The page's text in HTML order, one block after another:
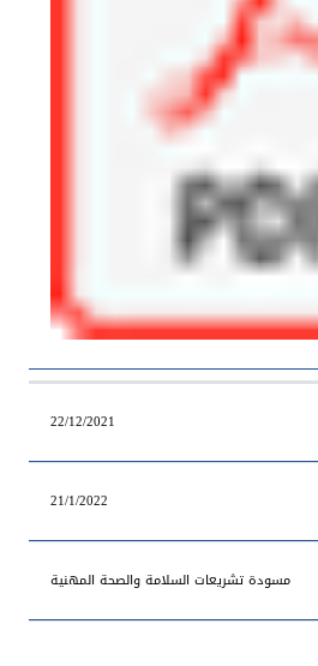
22/12/2021
21/1/2022
مسودة تشريعات السلامة والصحة المهنية